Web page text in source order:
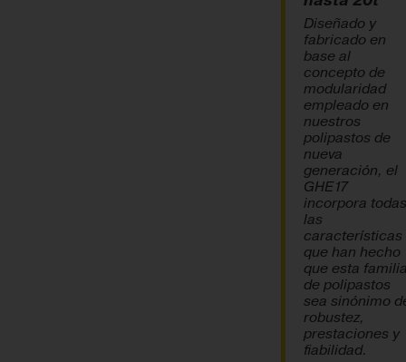
Diseñado y
fabricado en
base al
concepto de
modularidad
empleado en
nuestros
polipastos de
nueva
generación, el
GHE17
incorpora todas
las
características
que han hecho
que esta
de polipastos
sea sinónimo
robustez,
prestaciones y
fiabilidad.